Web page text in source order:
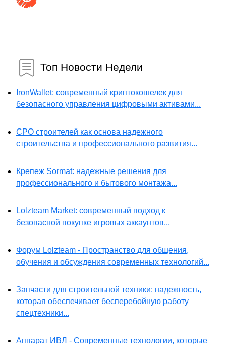
Топ Новости Недели
IronWallet: современный криптокошелек для
безопасного управления цифровыми активами...
СРО строителей как основа надежного
строительства и профессионального развития...
Крепеж Sormat: надежные решения для
профессионального и бытового монтажа...
Lolzteam Market: современный подход к
безопасной покупке игровых аккаунтов...
Форум Lolzteam - Пространство для общения,
обучения и обсуждения современных технологий...
Запчасти для строительной техники: надежность,
которая обеспечивает бесперебойную работу
спецтехники...
Аппарат ИВЛ - Современные технологии, которые